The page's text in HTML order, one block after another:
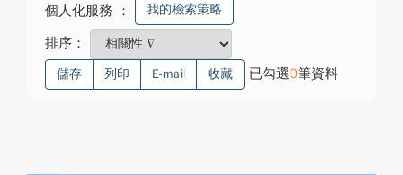
個人化服務 ： 我的檢索策略
排序：
儲存 列印 E-mail 收藏 已勾選0筆資料